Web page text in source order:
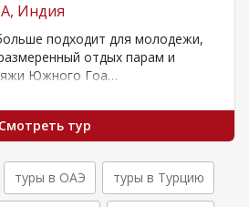
Индия
подходит для молодежи,
отдых парам и
Южного Гоа…
Смотреть тур
туры в ОАЭ туры в Турцию